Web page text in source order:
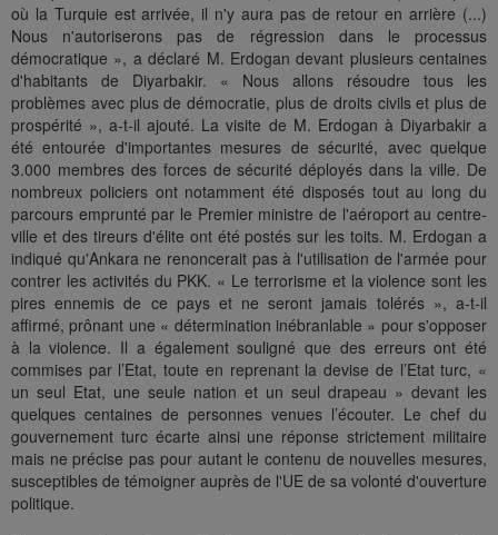
où la Turquie est arrivée, il n'y aura pas de retour en arrière (...)
Nous n'autoriserons pas de régression dans le processus
démocratique », a déclaré M. Erdogan devant plusieurs centaines
d'habitants de Diyarbakir. « Nous allons résoudre tous les
problèmes avec plus de démocratie, plus de droits civils et plus de
prospérité », a-t-il ajouté. La visite de M. Erdogan à Diyarbakir a
été entourée d'importantes mesures de sécurité, avec quelque
3.000 membres des forces de sécurité déployés dans la ville. De
nombreux policiers ont notamment été disposés tout au long du
parcours emprunté par le Premier ministre de l'aéroport au centre-
ville et des tireurs d'élite ont été postés sur les toits. M. Erdogan a
indiqué qu'Ankara ne renoncerait pas à l'utilisation de l'armée pour
contrer les activités du PKK. « Le terrorisme et la violence sont les
pires ennemis de ce pays et ne seront jamais tolérés », a-t-il
affirmé, prônant une « détermination inébranlable » pour s'opposer
à la violence. Il a également souligné que des erreurs ont été
commises par l’Etat, toute en reprenant la devise de l’Etat turc, «
un seul Etat, une seule nation et un seul drapeau » devant les
quelques centaines de personnes venues l’écouter. Le chef du
gouvernement turc écarte ainsi une réponse strictement militaire
mais ne précise pas pour autant le contenu de nouvelles mesures,
susceptibles de témoigner auprès de l'UE de sa volonté d'ouverture
politique.